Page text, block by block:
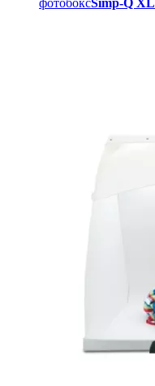
фотобоксSimp-Q XL